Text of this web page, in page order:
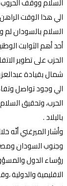
الي هذا الوقت
السلام بالسودان
أحد أهم الثوابت
الحزب على تطوير
شمال بقيادة
الي وجود تواصل
الحرب، وتحقيق
بالبلاد .
وأشار الميرغني أنّه
وجنوب السودان
رؤساء الدول
الاقليمية